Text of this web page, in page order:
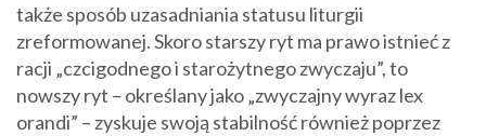
także sposób uzasadniania statusu liturgii
zreformowanej. Skoro starszy ryt ma prawo istnieć z
racji „czcigodnego i starożytnego zwyczaju”, to
nowszy ryt – określany jako „zwyczajny wyraz lex
orandi” – zyskuje swoją stabilność również poprzez